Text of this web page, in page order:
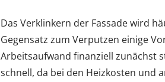
Das Verklinkern der Fassade wird
Gegensatz zum Verputzen einige
Arbeitsaufwand finanziell zunächst
schnell, da bei den Heizkosten und